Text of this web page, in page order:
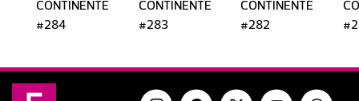
CONTINENTE
#284
CONTINENTE
#283
CONTINENTE
#282